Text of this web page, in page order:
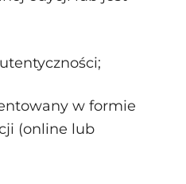
w formie
(online lub